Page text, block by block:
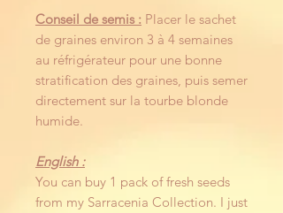
Conseil de semis : Placer le sachet
de graines environ 3 à 4 semaines
au réfrigérateur pour une bonne
stratification des graines, puis semer
directement sur la tourbe blonde
humide.
English :
You can buy 1 pack of fresh seeds
from my Sarracenia Collection. I just